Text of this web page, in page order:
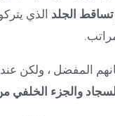
تساقط الجلد الذي
المفضل ، ولكن
والجزء الخلفي